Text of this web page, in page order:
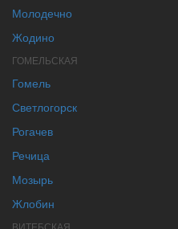
Молодечно
Жодино
ГОМЕЛЬСКАЯ
Гомель
Светлогорск
Рогачев
Речица
Мозырь
Жлобин
ВИТЕБСКАЯ